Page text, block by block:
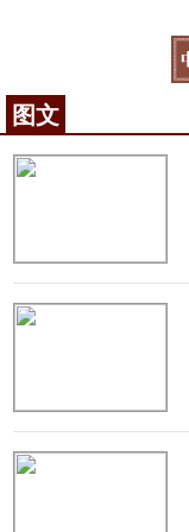
图文